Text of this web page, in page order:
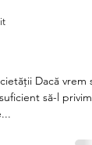
Dacă vrem să